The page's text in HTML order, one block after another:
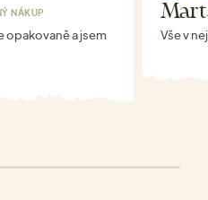
NÁKUP
opakovaně a jsem
Vše v